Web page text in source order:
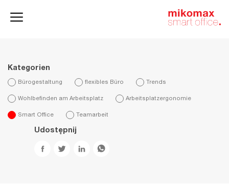
Kategorien
Bürogestaltung flexibles Büro Trends
Wohlbefinden am Arbeitsplatz Arbeitsplatzergonomie
Smart Office Teamarbeit
Udostępnij